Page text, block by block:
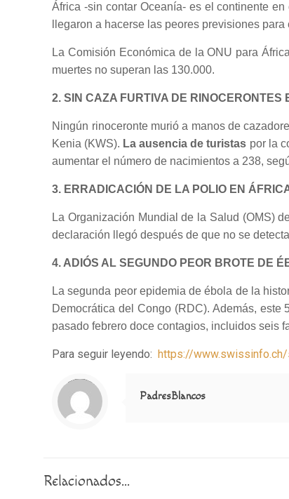
África -sin contar Oceanía- es el continente
llegaron a hacerse las peores previsiones para
La Comisión Económica de la ONU para
muertes no superan las 130.000.
2. SIN CAZA FURTIVA DE RINOCERONTES
Ningún rinoceronte murió a manos de
Kenia (KWS). La ausencia de turistas por la
aumentar el número de nacimientos a 238,
3. ERRADICACIÓN DE LA POLIO EN
La Organización Mundial de la Salud (OMS)
declaración llegó después de que no se
4. ADIÓS AL SEGUNDO PEOR BROTE DE
La segunda peor epidemia de ébola de la
Democrática del Congo (RDC). Además, este
pasado febrero doce contagios, incluidos seis
Para seguir leyendo:https://www.swissinfo.ch/
Notice
: Trying to access array offset on value of type null in
/home/misioner/public_html/padresblancos/themes/betheme/includes/content-single.php
on line
286
PadresBlancos
Relacionados...